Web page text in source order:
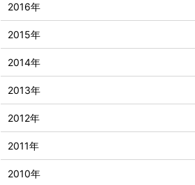
2016年
2015年
2014年
2013年
2012年
2011年
2010年